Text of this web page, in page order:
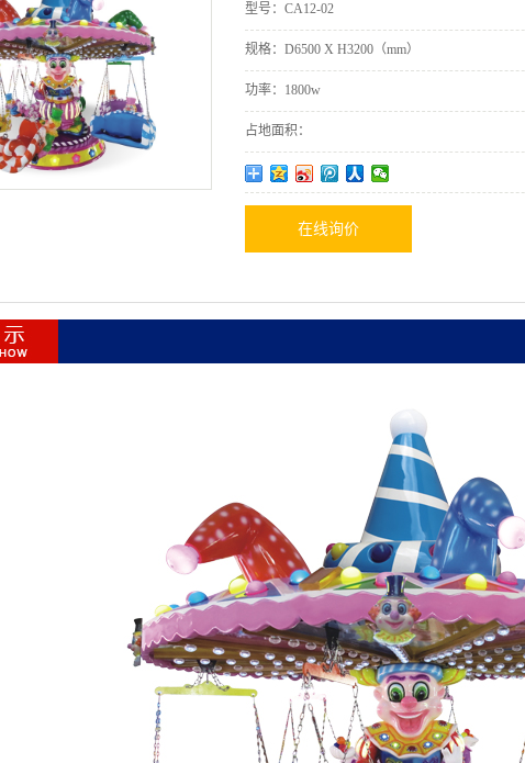
型号： CA12-02
规格：D6500 X H3200（mm）
功率：1800w
占地面积：
在线询价